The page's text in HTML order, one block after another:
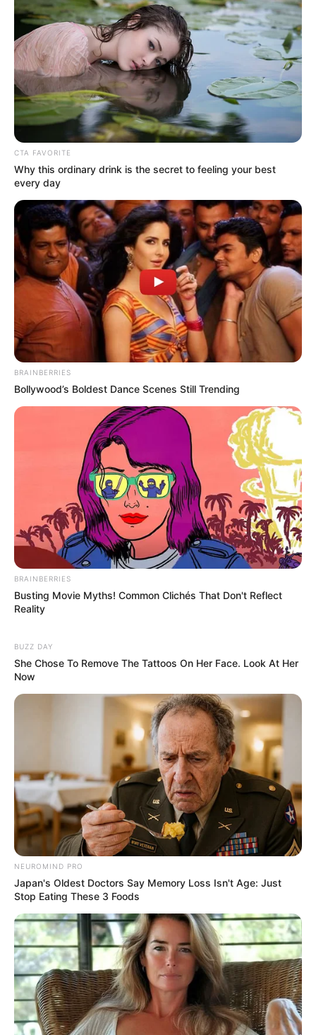
CTA FAVORITE
Why this ordinary drink is the secret to feeling your best
every day
BRAINBERRIES
Bollywood’s Boldest Dance Scenes Still Trending
BRAINBERRIES
Busting Movie Myths! Common Clichés That Don't Reflect
Reality
BUZZ DAY
She Chose To Remove The Tattoos On Her Face. Look At Her
Now
NEUROMIND PRO
Japan's Oldest Doctors Say Memory Loss Isn't Age: Just
Stop Eating These 3 Foods